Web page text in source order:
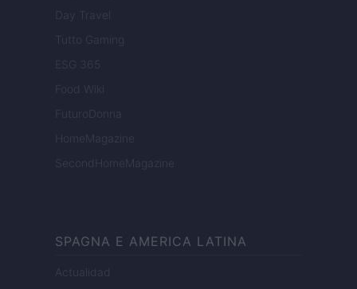
Day Travel
Tutto Gaming
ESG 365
Food Wiki
FuturoDonna
HomeMagazine
SecondHomeMagazine
SPAGNA E AMERICA LATINA
Actualidad